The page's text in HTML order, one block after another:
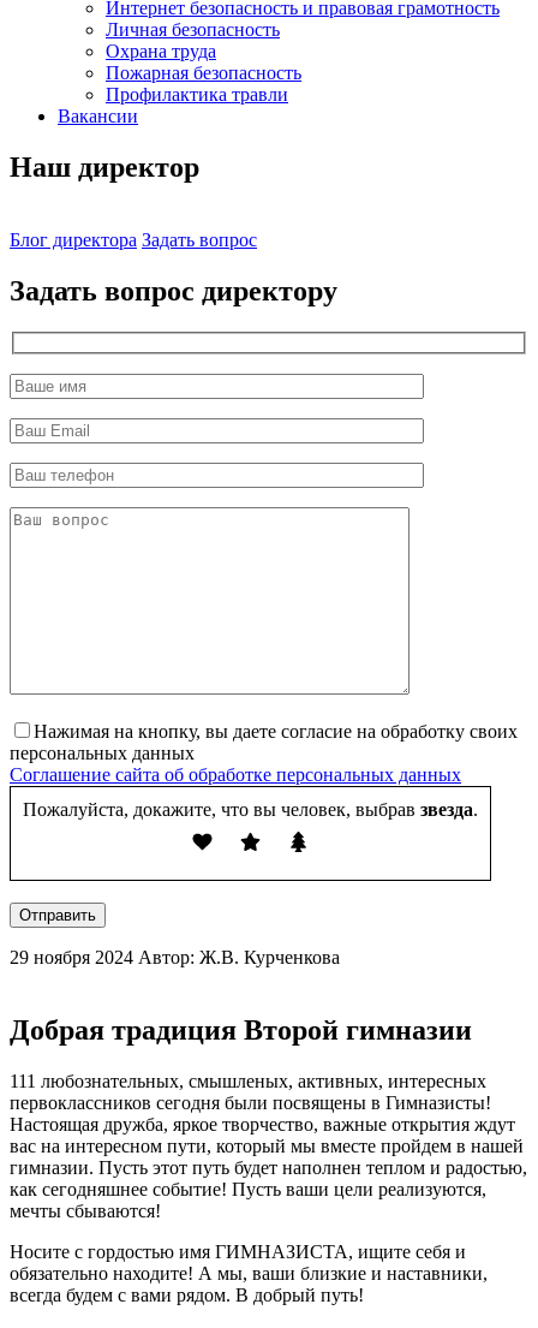
Интернет безопасность и правовая грамотность
Личная безопасность
Охрана труда
Пожарная безопасность
Профилактика травли
Вакансии
Наш директор
Блог директора Задать вопрос
Задать вопрос директору
Нажимая на кнопку, вы даете согласие на обработку своих
персональных данных
Соглашение сайта об обработке персональных данных
Пожалуйста, докажите, что вы человек, выбрав звезда.
Отправить
29 ноября 2024 Автор: Ж.В. Курченкова
Добрая традиция Второй гимназии
111 любознательных, смышленых, активных, интересных
первоклассников сегодня были посвящены в Гимназисты!
Настоящая дружба, яркое творчество, важные открытия ждут
вас на интересном пути, который мы вместе пройдем в нашей
гимназии. Пусть этот путь будет наполнен теплом и радостью,
как сегодняшнее событие! Пусть ваши цели реализуются,
мечты сбываются!
Носите с гордостью имя ГИМНАЗИСТА, ищите себя и
обязательно находите! А мы, ваши близкие и наставники,
всегда будем с вами рядом. В добрый путь!